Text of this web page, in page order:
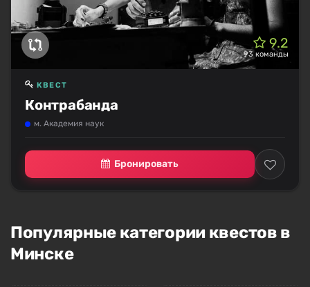
9.2
93 команды
Контрабанда
КВЕСТ
м. Академия наук
Бронировать
Популярные категории квестов в
Минске